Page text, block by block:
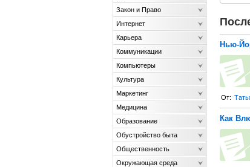
Нью-
От:
Как
Закон и Право
Интернет
Карьера
Коммуникации
Компьютеры
Культура
Маркетинг
Медицина
Образование
Обустройство быта
Общественность
Окружающая среда